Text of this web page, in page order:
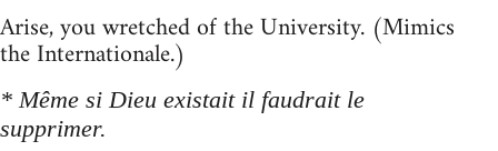
Arise, you wretched of the University. (Mimics
the Internationale.)
* Même si Dieu existait il faudrait le
supprimer.